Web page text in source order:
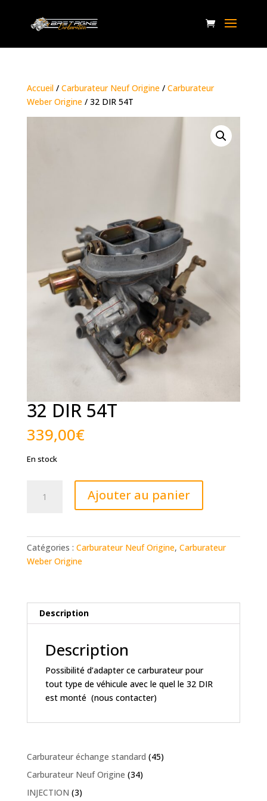
Accueil/ Carburateur Neuf Origine/ Carburateur
Weber Origine/ 32 DIR 54T
32 DIR 54T
339,00€
En stock
Ajouter au panier
Catégories : Carburateur Neuf Origine, Carburateur
Weber Origine
Description
Description
Possibilité d’adapter ce carburateur pour
tout type de véhicule avec le quel le 32 DIR
est monté (nous contacter)
Carburateur échange standard (45)
Carburateur Neuf Origine (34)
INJECTION (3)